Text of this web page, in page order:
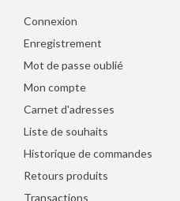
Connexion
Enregistrement
Mot de passe oublié
Mon compte
Carnet d'adresses
Liste de souhaits
Historique de commandes
Retours produits
Transactions